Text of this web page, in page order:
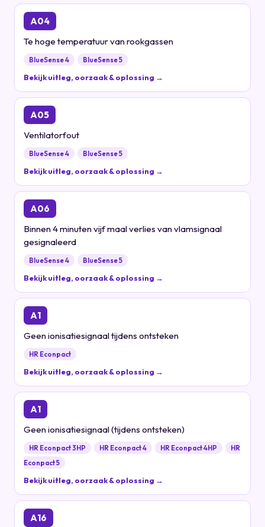
A04
Te hoge temperatuur van rookgassen
BlueSense 4 BlueSense 5
Bekijk uitleg, oorzaak & oplossing →
A05
Ventilatorfout
BlueSense 4 BlueSense 5
Bekijk uitleg, oorzaak & oplossing →
A06
Binnen 4 minuten vijf maal verlies van vlamsignaal
gesignaleerd
BlueSense 4 BlueSense 5
Bekijk uitleg, oorzaak & oplossing →
A1
Geen ionisatiesignaal tijdens ontsteken
HR Econpact
Bekijk uitleg, oorzaak & oplossing →
A1
Geen ionisatiesignaal (tijdens ontsteken)
HR Econpact 3HP HR Econpact 4 HR Econpact 4HP
HR
Econpact 5
Bekijk uitleg, oorzaak & oplossing →
A16